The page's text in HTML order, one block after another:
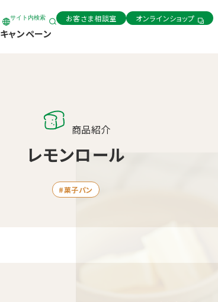
キャンペーン
サイト内検索 お客さま相談室 オンラインショップ
商品紹介
レモンロール
#菓子パン